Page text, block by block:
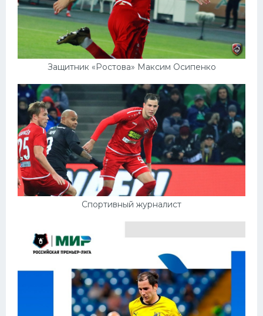
Защитник «Ростова» Максим Осипенко
Спортивный журналист